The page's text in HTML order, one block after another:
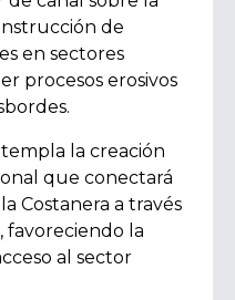
de
en sectores
procesos erosivos
la creación
que conectará
Costanera a través
favoreciendo la
al sector